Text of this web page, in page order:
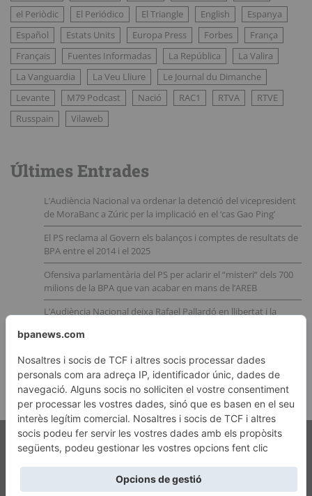
el Periòdic
El Periódico El Triangle English
Espanya
Español
Estats Units Europa Press Forbes
França
Français
Fuentes Informadas La República
La Valira
La Vanguardia
La Veu Lliure
Le Journal du Dimanche
Levante
M79 Podcast Nació RAC1 RTVA
RTVE
Russpain
Vilaweb
Últimes Entrades
L’Audiència Nacional va ordenar la detenció del vicepresident
de MoraBanc a Zúric per la implicació en el ‘cas Gao Ping’
El PS reclama al Govern els balanços i comptes de resultats de
BPA entre el 2014 i el 2025
Ofensiva parlamentària del PS per aclarir el “misteri” dels 700
milions de la BPA que van acabar en mans de l’AREB
L’Audiència Nacional deixa Rafael Pallardó en llibertat i la
andorrana de l’operació Catalunya
Copyright © 2026 Nova Publicitat